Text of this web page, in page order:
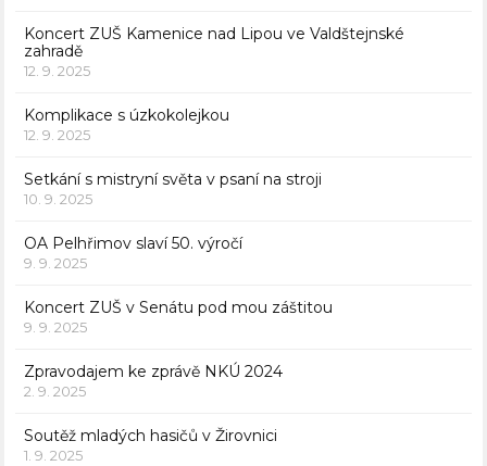
Koncert ZUŠ Kamenice nad Lipou ve Valdštejnské
zahradě
12. 9. 2025
Komplikace s úzkokolejkou
12. 9. 2025
Setkání s mistryní světa v psaní na stroji
10. 9. 2025
OA Pelhřimov slaví 50. výročí
9. 9. 2025
Koncert ZUŠ v Senátu pod mou záštitou
9. 9. 2025
Zpravodajem ke zprávě NKÚ 2024
2. 9. 2025
Soutěž mladých hasičů v Žirovnici
1. 9. 2025